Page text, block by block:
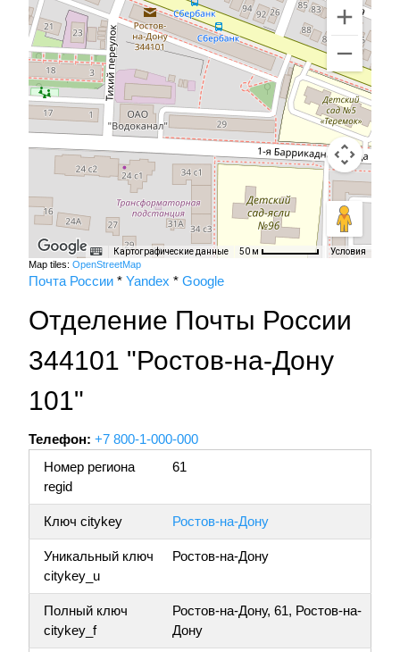
Картографические данные 50 м Условия
Map tiles: OpenStreetMap
Почта России * Yandex * Google
Отделение Почты России
344101 "Ростов-на-Дону
101"
Телефон: +7 800-1-000-000
Номер региона
regid
61
Ключ citykey Ростов-на-Дону
Уникальный ключ
citykey_u
Ростов-на-Дону
Полный ключ
citykey_f
Ростов-на-Дону, 61, Ростов-на-
Дону